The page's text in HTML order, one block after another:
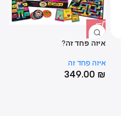
איזה פחד זה?
איזה פחד זה
349.00 ₪